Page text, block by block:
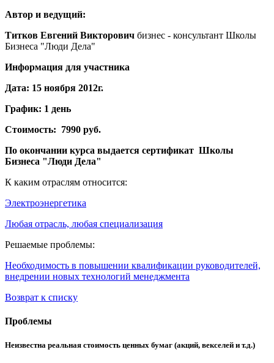
Автор и ведущий:
Титков Евгений Викторович бизнес - консультант Школы
Бизнеса "Люди Дела"
Информация для участника
Дата: 15 ноября 2012г.
График: 1 день
Стоимость: 7990 руб.
По окончании курса выдается сертификат Школы
Бизнеса "Люди Дела"
К каким отраслям относится:
Электроэнергетика
Любая отрасль, любая специализация
Решаемые проблемы:
Необходимость в повышении квалификации руководителей,
внедрении новых технологий менеджмента
Возврат к списку
Проблемы
Неизвестна реальная стоимость ценных бумаг (акций, векселей и т.д.)